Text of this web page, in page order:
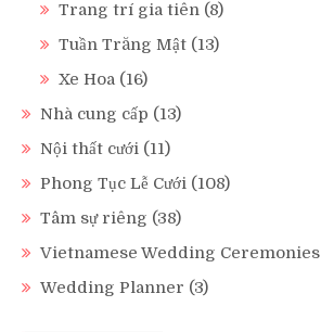
Trang trí gia tiên (8)
Tuần Trăng Mật (13)
Xe Hoa (16)
Nhà cung cấp (13)
Nội thất cưới (11)
Phong Tục Lễ Cưới (108)
Tâm sự riêng (38)
Vietnamese Wedding Ceremonies
Wedding Planner (3)